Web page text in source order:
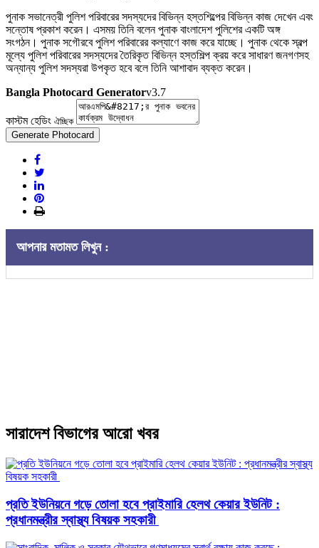
পুনাক সভানেত্রী পুলিশ পরিবারের সদস্যদের বিভিন্ন হস্তশিল্পের বিভিন্ন কাজ দেখেন এবং
সন্তোষ প্রকাশ করেন। এসময় তিনি বলেন পুনাক বাংলাদেশ পুলিশের একটি অঙ্গ
সংগঠন। পুনাক সগৌরবে পুলিশ পরিবারের কল্যাণে কাজ করে যাচ্ছে। পুনাক থেকে স্বল্প
মূল্যে পুলিশ পরিবারের সদস্যদের তৈরিকৃত বিভিন্ন হস্তশিল্প ক্রয় করে সাধারণ জনগণসহ
অন্যান্য পুলিশ সদস্যরা উপকৃত হবে বলে তিনি আশাবাদ ব্যক্ত করেন।
Bangla Photocard Generatorv3.7
কাস্টম হেডিং ঐচ্ছিক
Generate Photocard
আপনার মতামত লিখুন :
সারাদেশ বিভাগের আরো খবর
প্রতি ইউনিয়নে গড়ে তোলা হবে প্রাইমারি হেলথ কেয়ার ইউনিট :
প্রধানমন্ত্রীর স্বাস্থ্য বিষয়ক সহকারী